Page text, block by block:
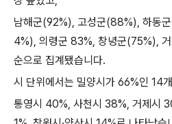
남해군(92%), 고성군(88%), 하동군
4%), 의령군 83%, 창녕군(75%),
순으로 집계됐습니다.
시 단위에서는 밀양시가 66%인 14
통영시 40%, 사천시 38%, 거제시